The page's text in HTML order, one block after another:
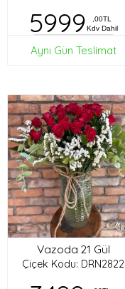
5999
,00TL
Kdv Dahil
Aynı Gün Teslimat
Vazoda 21 Gül
Çiçek Kodu: DRN2822